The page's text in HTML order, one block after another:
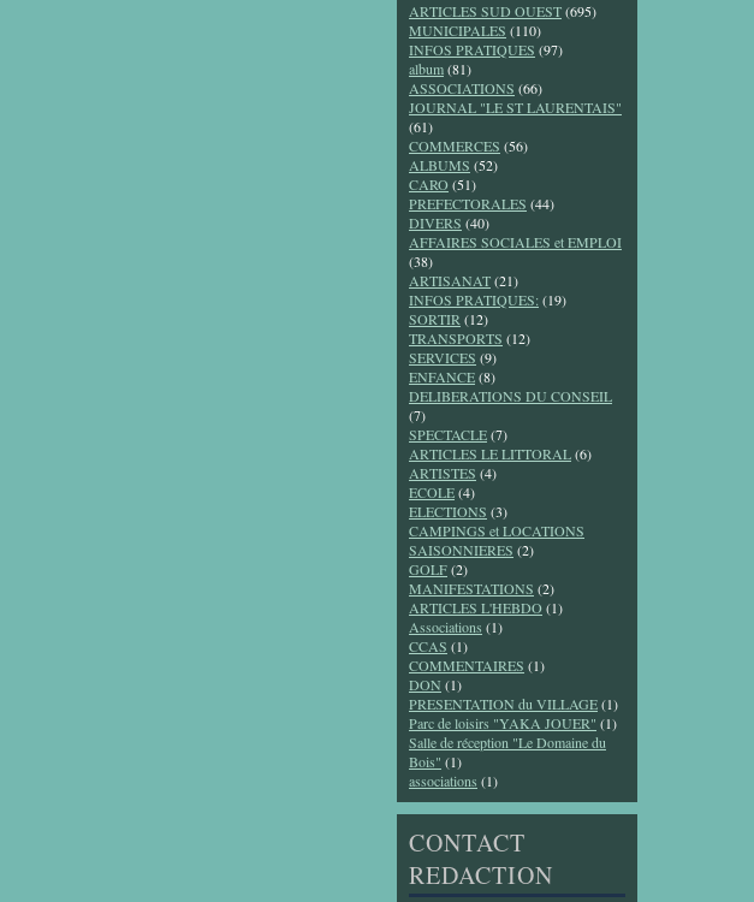
ARTICLES SUD OUEST(695)
MUNICIPALES (110)
INFOS PRATIQUES (97)
album(81)
ASSOCIATIONS (66)
JOURNAL "LE ST LAURENTAIS"
(61)
COMMERCES (56)
ALBUMS (52)
CARO (51)
PREFECTORALES (44)
DIVERS (40)
AFFAIRES SOCIALES et EMPLOI
(38)
ARTISANAT(21)
INFOS PRATIQUES: (19)
SORTIR (12)
TRANSPORTS (12)
SERVICES (9)
ENFANCE(8)
DELIBERATIONS DU CONSEIL
(7)
SPECTACLE(7)
ARTICLES LE LITTORAL(6)
ARTISTES (4)
ECOLE(4)
ELECTIONS (3)
CAMPINGS et LOCATIONS
SAISONNIERES (2)
GOLF(2)
MANIFESTATIONS (2)
ARTICLES L'HEBDO (1)
Associations (1)
CCAS (1)
COMMENTAIRES (1)
DON (1)
PRESENTATION du VILLAGE(1)
Parc de loisirs "YAKA JOUER" (1)
Salle de réception "Le Domaine du
Bois" (1)
associations (1)
CONTACT
REDACTION